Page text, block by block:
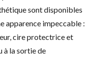
sont disponibles
apparence impeccable :
cire protectrice et
à la sortie de